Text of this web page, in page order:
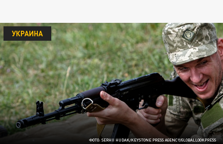
ФОТО: SERHII HUDAK/KEYSTONE PRESS AGENCY/GLOBALLOOKPRESS
УКРАИНА